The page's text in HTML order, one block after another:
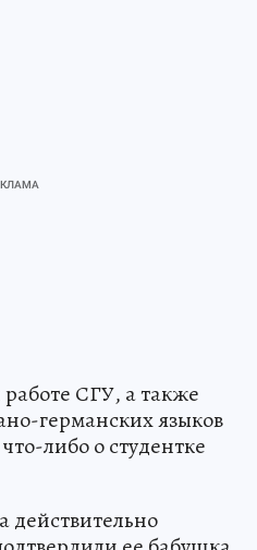
СГУ, а также
германских языков
либо о студентке
действительно